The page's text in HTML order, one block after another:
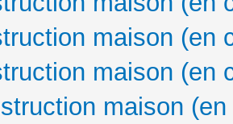
maison (en
maison (en
maison